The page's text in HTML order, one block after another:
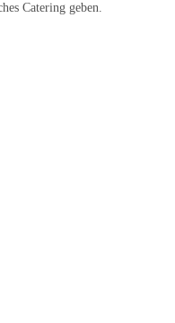
Catering geben.
via: